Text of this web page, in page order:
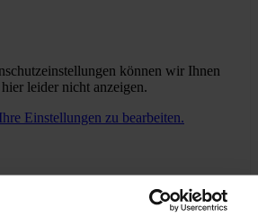
können wir Ihnen
leider nicht anzeigen.
Einstellungen zu bearbeiten.